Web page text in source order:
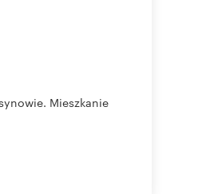
Mieszkanie